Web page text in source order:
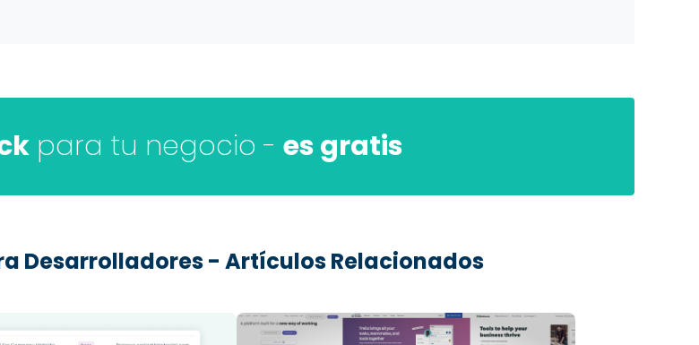
para tu negocio - es gratis
Desarrolladores - Artículos Relacionados